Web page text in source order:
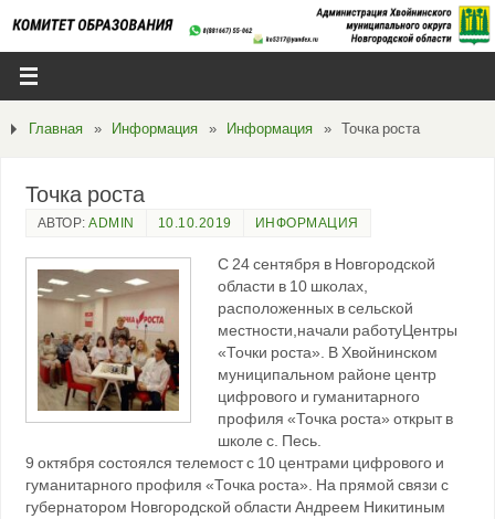
Главная » Информация » Информация » Точка роста
Точка роста
АВТОР:ADMIN 10.10.2019 ИНФОРМАЦИЯ
С 24 сентября в Новгородской
области в 10 школах,
расположенных в сельской
местности,начали работуЦентры
«Точки роста». В Хвойнинском
муниципальном районе центр
цифрового и гуманитарного
профиля «Точка роста» открыт в
школе с. Песь.
9 октября состоялся телемост с 10 центрами цифрового и
гуманитарного профиля «Точка роста». На прямой связи с
губернатором Новгородской области Андреем Никитиным